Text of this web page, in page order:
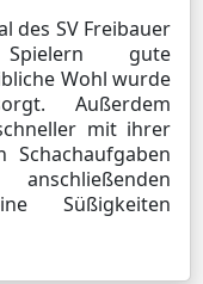
des SV Freibauer
gute
Wohl wurde
Außerdem
mit ihrer
Süßigkeiten